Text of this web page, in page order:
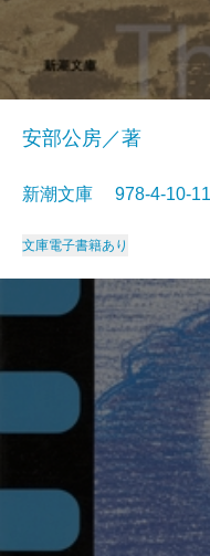
安部公房／著
新潮文庫 978-4-10-
文庫電子書籍あり